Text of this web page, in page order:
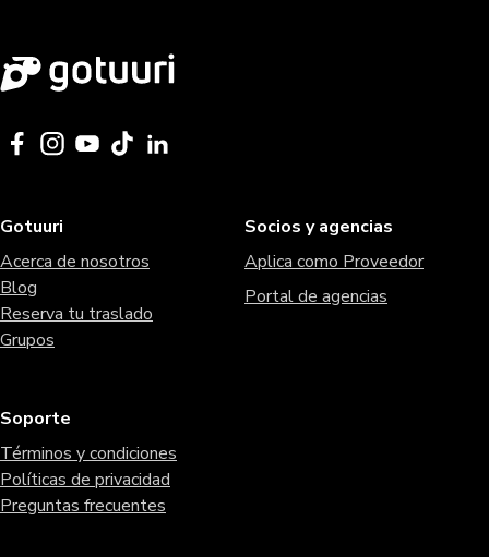
Gotuuri
Acerca de nosotros
Blog
Reserva tu traslado
Grupos
Socios y agencias
Aplica como Proveedor
Portal de agencias
Soporte
Términos y condiciones
Políticas de privacidad
Preguntas frecuentes